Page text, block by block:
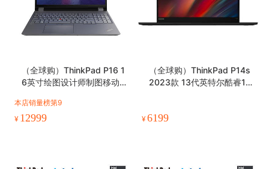
（全球购）ThinkPad P16 1
6英寸绘图设计师制图移动
本店销量榜第9
¥ 12999
（全球购）ThinkPad P14s
2023款 13代英特尔酷睿14
¥6199